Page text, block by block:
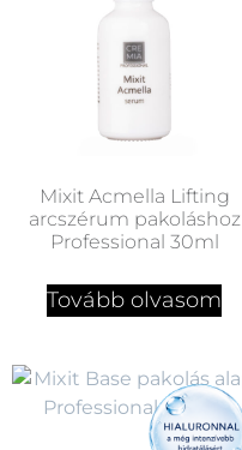
Mixit Acmella Lifting
arcszérum pakoláshoz
Professional 30ml
Tovább olvasom